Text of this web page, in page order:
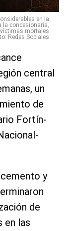
en la
la concesionaria,
mortales
Redes Sociales
central
un
de
Fortín-
y
de
en las